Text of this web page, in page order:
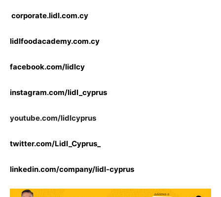
corporate.lidl.com.cy
lidlfoodacademy.com.cy
facebook.com/lidlcy
instagram.com/lidl_cyprus
youtube.com/lidlcyprus
twitter.com/Lidl_Cyprus_
linkedin.com/company/lidl-cyprus